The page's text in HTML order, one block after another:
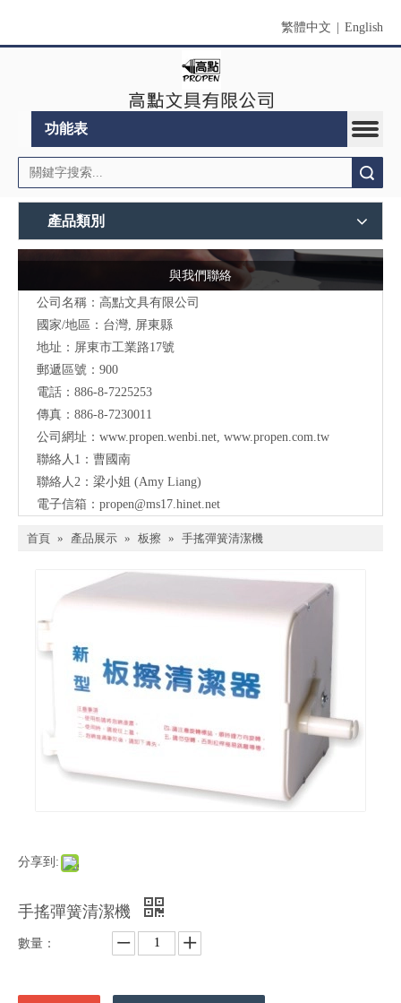
繁體中文 English
功能表
產品類別
與我們聯絡
公司名稱：高點文具有限公司
國家/地區：台灣, 屏東縣
地址： 屏東市工業路17號
郵遞區號：900
電話：886-8-7225253
傳真：886-8-7230011
公司網址： www.propen.wenbi.net www.propen.com.tw
聯絡人1：曹國南
聯絡人2：梁小姐 (Amy Liang)
電子信箱： propen@ms17.hinet.net
首頁 » 產品展示 » 板擦 » 手搖彈簧清潔機
分享到:
手搖彈簧清潔機
數量：